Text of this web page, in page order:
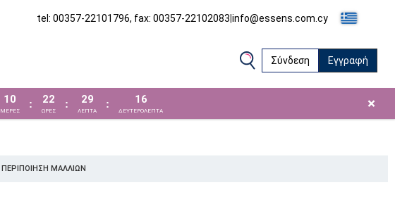
tel: 00357-22101796, fax: 00357-22102083|info@essens.com.cy
Σύνδεση Εγγραφή
10
ΜΈΡΕΣ
: 22
ΩΡΕΣ
: 29
ΛΕΠΤΑ
: 16
ΔΕΥΤΕΡΟΛΕΠΤΑ ×
ΠΕΡΙΠΟΊΗΣΗ ΜΑΛΛΙΏΝ